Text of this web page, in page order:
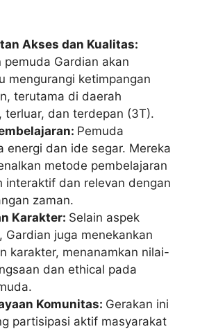
Akses dan Kualitas:
pemuda Gardian akan
mengurangi ketimpangan
terutama di daerah
terluar, dan terdepan (3T).
Pemuda
energi dan ide segar. Mereka
metode pembelajaran
interaktif dan relevan dengan
zaman.
Karakter: Selain aspek
Gardian juga menekankan
karakter, menanamkan nilai-
dan ethical pada
Komunitas: Gerakan ini
partisipasi aktif masyarakat